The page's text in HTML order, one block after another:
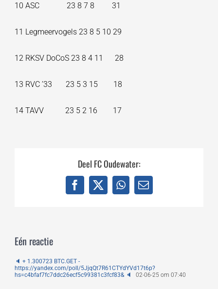
10 ASC 23 8 7 8 31
11 Legmeervogels 23 8 5 10 29
12 RKSV DoCoS 23 8 4 11 28
13 RVC ’33 23 5 3 15 18
14 TAVV 23 5 2 16 17
Deel FC Oudewater:
Facebook
X WhatsApp
E-
Eén reactie
🔈 + 1.300723 BTC.GET -
https://yandex.com/poll/5JjqQt7R61CTYdYVd17t6p?
hs=c4bfaf7fc7ddc26ecf5c99381c3fcf83& 🔈
02-06-25 om 07:40